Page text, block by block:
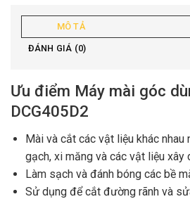
MÔ TẢ
ĐÁNH GIÁ (0)
Ưu điểm Máy mài góc
DCG405D2
Mài và cắt các vật liệu khác nhau
gạch, xi măng và các vật liệu xây
Làm sạch và đánh bóng các bề
Sử dụng để cắt đường rãnh và